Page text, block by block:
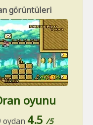
görüntüleri
oyunu
oydan 4.5 /5